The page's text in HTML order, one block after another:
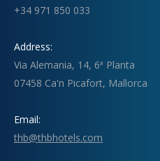
+34 971 850 033
Address:
Via Alemania, 14, 6ª Planta
07458 Ca'n Picafort, Mallorca
Email:
thb@thbhotels.com